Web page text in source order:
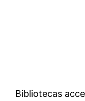
Bibliotecas